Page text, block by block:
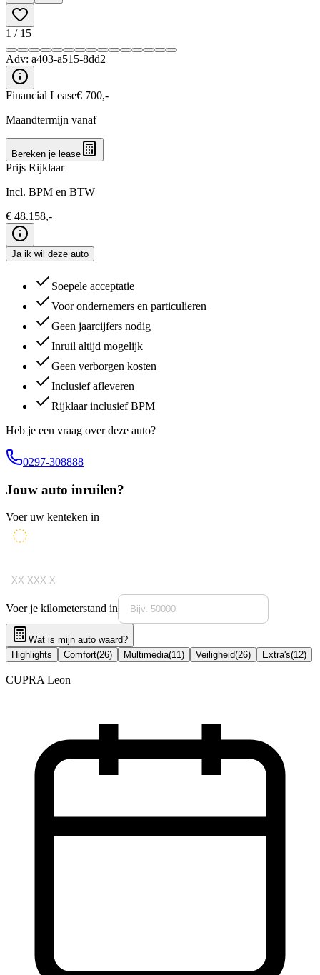
1 / 15
Adv: a403-a515-8dd2
Financial Lease€ 700,-
Maandtermijn vanaf
Bereken je lease
Prijs Rijklaar
Incl. BPM en BTW
€ 48.158,-
Ja ik wil deze auto
Soepele acceptatie
Voor ondernemers en particulieren
Geen jaarcijfers nodig
Inruil altijd mogelijk
Geen verborgen kosten
Inclusief afleveren
Rijklaar inclusief BPM
Heb je een vraag over deze auto?
0297-308888
Jouw auto inruilen?
Voer uw kenteken in
Voer je kilometerstand in
Wat is mijn auto waard?
Highlights
Comfort(26) Multimedia(11) Veiligheid(26) Extra's(12)
CUPRA Leon